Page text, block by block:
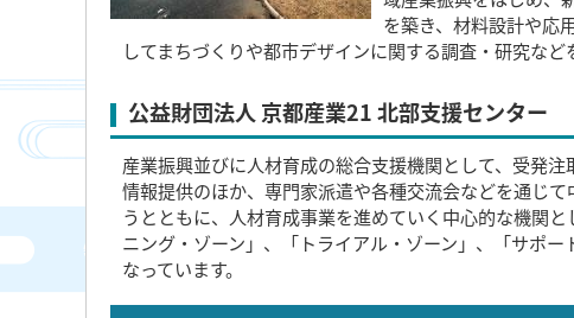
を築き、材料設計や応
してまちづくりや都市デザインに関する調査・研究など
公益財団法人 京都産業21 北部支援センター
産業振興並びに人材育成の総合支援機関として、受発
情報提供のほか、専門家派遣や各種交流会などを通じ
うとともに、人材育成事業を進めていく中心的な機関
ニング・ゾーン」、「トライアル・ゾーン」、「サポ
なっています。